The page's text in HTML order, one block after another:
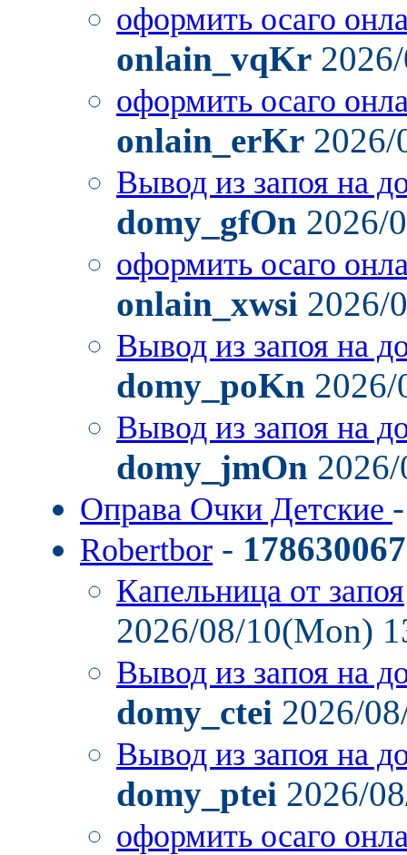
оформить осаго
onlain_vqKr
оформить осаго
onlain_erKr
Вывод из запоя на
domy_gfOn 2026/
оформить осаго
onlain_xwsi 2026/
Вывод из запоя на
domy_poKn
Вывод из запоя на
domy_jmOn
Оправа Очки Детские
Robertbor -
Капельница от запоя
2026/08/10(Mon)
Вывод из запоя на
domy_ctei 2026/
Вывод из запоя на
domy_ptei 2026/
оформить осаго